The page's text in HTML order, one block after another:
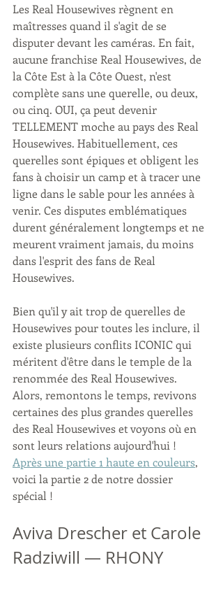
Les Real Housewives règnent en
maîtresses quand il s'agit de se
disputer devant les caméras. En fait,
aucune franchise Real Housewives, de
la Côte Est à la Côte Ouest, n'est
complète sans une querelle, ou deux,
ou cinq. OUI, ça peut devenir
TELLEMENT moche au pays des Real
Housewives. Habituellement, ces
querelles sont épiques et obligent les
fans à choisir un camp et à tracer une
ligne dans le sable pour les années à
venir. Ces disputes emblématiques
durent généralement longtemps et ne
meurent vraiment jamais, du moins
dans l'esprit des fans de Real
Housewives.
Bien qu'il y ait trop de querelles de
Housewives pour toutes les inclure, il
existe plusieurs conflits ICONIC qui
méritent d'être dans le temple de la
renommée des Real Housewives.
Alors, remontons le temps, revivons
certaines des plus grandes querelles
des Real Housewives et voyons où en
sont leurs relations aujourd'hui !
Après une partie 1 haute en couleurs,
voici la partie 2 de notre dossier
spécial !
Aviva Drescher et Carole
Radziwill — RHONY